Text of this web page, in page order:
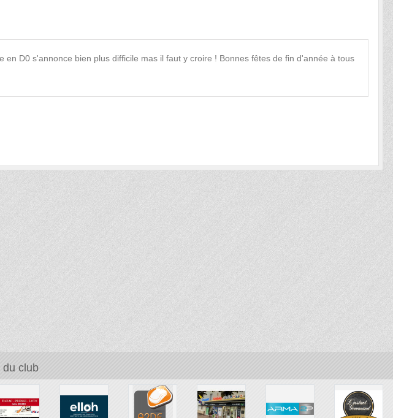
D0 s'annonce bien plus difficile mas il faut y croire ! Bonnes fêtes de fin d'année à tous
du club